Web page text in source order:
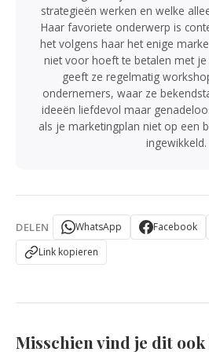
strategieën werken en welke
Haar favoriete onderwerp is
het volgens haar het enige
niet voor hoeft te betalen met je
geeft ze regelmatig
ondernemers, waar ze
ideeën liefdevol maar
als je marketingplan niet op een
ingewikkeld.
DELEN WhatsApp Facebook
Link kopieren
Misschien vind je dit